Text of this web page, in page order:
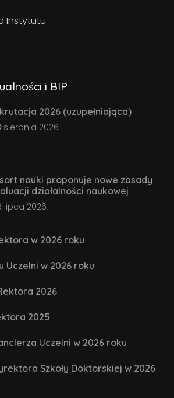
Instytutu:
i BIP
2026 (uzupełniająca)
sierpnia 2026
nauki proponuje nowe zasady
działalności naukowej
lipca 2026
w 2026 roku
Uczelni w 2026 roku
2026
2025
Uczelni w 2026 roku
Szkoły Doktorskiej w 2026